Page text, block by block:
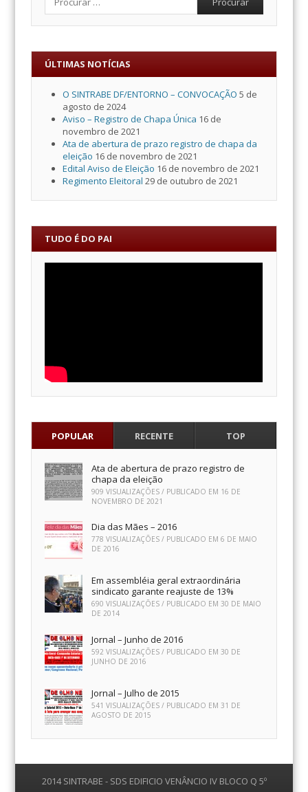
ÚLTIMAS NOTÍCIAS
O SINTRABE DF/ENTORNO – CONVOCAÇÃO 5 de
agosto de 2024
Aviso – Registro de Chapa Única 16 de
novembro de 2021
Ata de abertura de prazo registro de chapa da
eleição 16 de novembro de 2021
Edital Aviso de Eleição 16 de novembro de 2021
Regimento Eleitoral 29 de outubro de 2021
TUDO É DO PAI
POPULAR RECENTE TOP
Ata de abertura de prazo registro de
chapa da eleição
909 VISUALIZAÇÕES / PUBLICADO EM 16 DE
NOVEMBRO DE 2021
Dia das Mães – 2016
778 VISUALIZAÇÕES / PUBLICADO EM6 DE MAIO
DE 2016
Em assembléia geral extraordinária
sindicato garante reajuste de 13%
690 VISUALIZAÇÕES / PUBLICADO EM30 DE MAIO
DE 2014
Jornal – Junho de 2016
592 VISUALIZAÇÕES / PUBLICADO EM30 DE
JUNHO DE 2016
Jornal – Julho de 2015
541 VISUALIZAÇÕES / PUBLICADO EM 31 DE
AGOSTO DE 2015
2014 SINTRABE - SDS EDIFICIO VENÂNCIO IV BLOCO Q 5º